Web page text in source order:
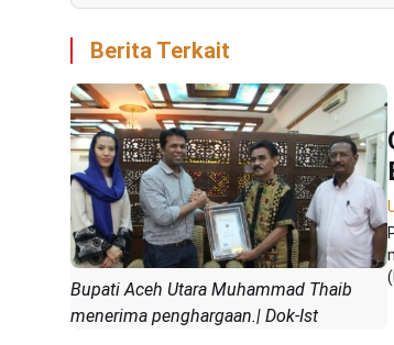
Berita Terkait
Bupati Aceh Utara Muhammad Thaib
menerima penghargaan.| Dok-Ist